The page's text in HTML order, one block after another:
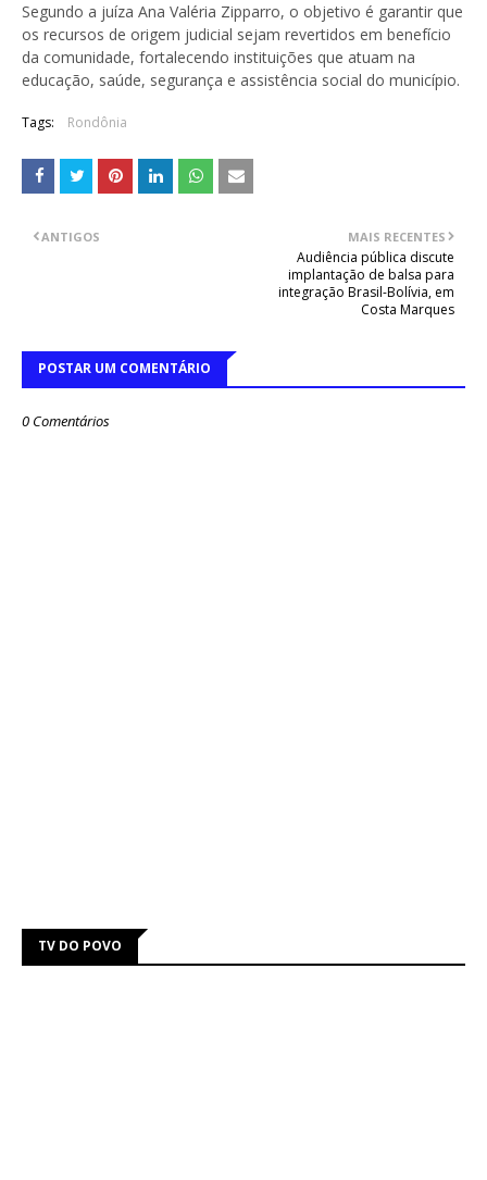
Segundo a juíza Ana Valéria Zipparro, o objetivo é garantir que
os recursos de origem judicial sejam revertidos em benefício
da comunidade, fortalecendo instituições que atuam na
educação, saúde, segurança e assistência social do município.
Tags: Rondônia
MAIS RECENTES
Audiência pública discute
implantação de balsa para
integração Brasil-Bolívia, em
Costa Marques
ANTIGOS
POSTAR UM COMENTÁRIO
0 Comentários
TV DO POVO